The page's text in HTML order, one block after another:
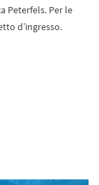
Peterfels. Per le
d’ingresso.